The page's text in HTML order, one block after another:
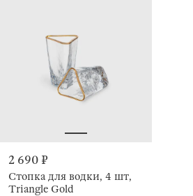
2 690 ₽
Стопка для водки, 4 шт,
Triangle Gold